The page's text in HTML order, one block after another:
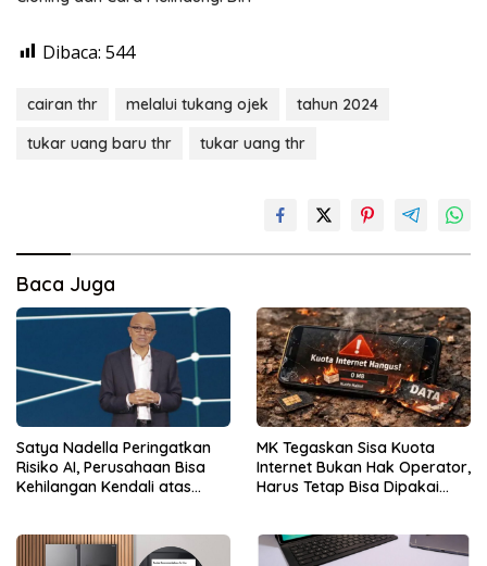
Dibaca: 544
cairan thr melalui tukang ojek
tahun 2024
tukar uang baru thr
tukar uang thr
Baca Juga
Satya Nadella Peringatkan
Risiko AI, Perusahaan Bisa
Kehilangan Kendali atas
MK Tegaskan Sisa Kuota
Internet Bukan Hak Operator,
Harus Tetap Bisa Dipakai